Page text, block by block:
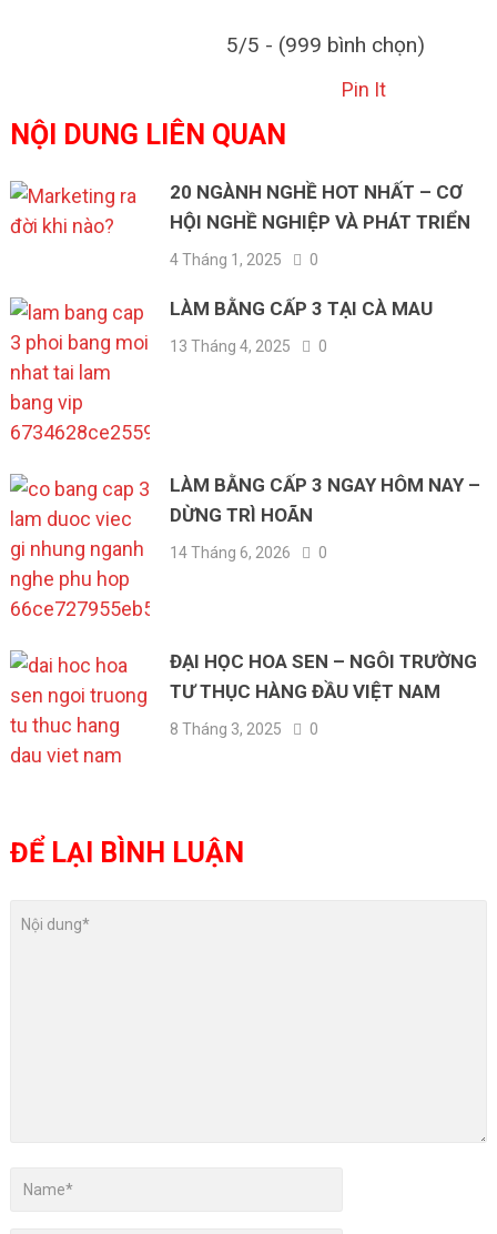
5/5 - (999 bình chọn)
Pin It
NỘI DUNG LIÊN QUAN
20 NGÀNH NGHỀ HOT NHẤT – CƠ
HỘI NGHỀ NGHIỆP VÀ PHÁT TRIỂN
4 Tháng 1, 2025 0
LÀM BẰNG CẤP 3 TẠI CÀ MAU
13 Tháng 4, 2025 0
LÀM BẰNG CẤP 3 NGAY HÔM NAY –
DỪNG TRÌ HOÃN
14 Tháng 6, 2026 0
ĐẠI HỌC HOA SEN – NGÔI TRƯỜNG
TƯ THỤC HÀNG ĐẦU VIỆT NAM
8 Tháng 3, 2025 0
ĐỂ LẠI BÌNH LUẬN